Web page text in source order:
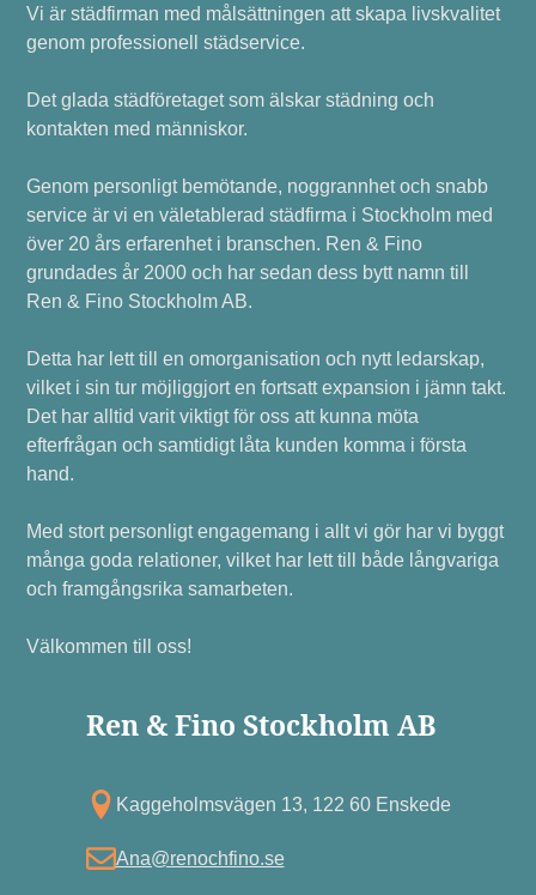
Vi är städfirman med målsättningen att skapa livskvalitet
genom professionell städservice.
Det glada städföretaget som älskar städning och
kontakten med människor.
Genom personligt bemötande, noggrannhet och snabb
service är vi en väletablerad städfirma i Stockholm med
över 20 års erfarenhet i branschen. Ren & Fino
grundades år 2000 och har sedan dess bytt namn till
Ren & Fino Stockholm AB.
Detta har lett till en omorganisation och nytt ledarskap,
vilket i sin tur möjliggjort en fortsatt expansion i jämn takt.
Det har alltid varit viktigt för oss att kunna möta
efterfrågan och samtidigt låta kunden komma i första
hand.
Med stort personligt engagemang i allt vi gör har vi byggt
många goda relationer, vilket har lett till både långvariga
och framgångsrika samarbeten.
Välkommen till oss!
Ren & Fino Stockholm AB
Kagg eholmsvägen 13, 122 60 Enskede
Ana@renochfino.se